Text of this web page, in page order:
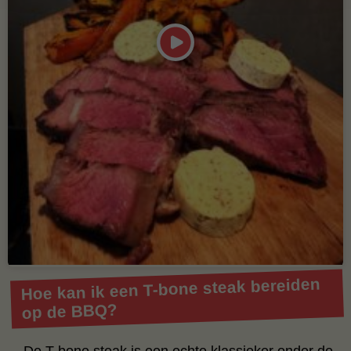
Hoe kan ik een T-bone steak bereiden
op de BBQ?